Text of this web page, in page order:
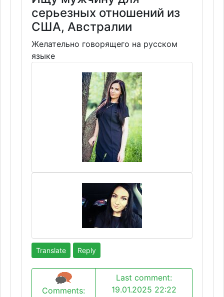
серьезных отношений из
США, Австралии
Желательно говорящего на русском
языке
Translate Reply
Comments:
Last comment:
19.01.2025 22:22